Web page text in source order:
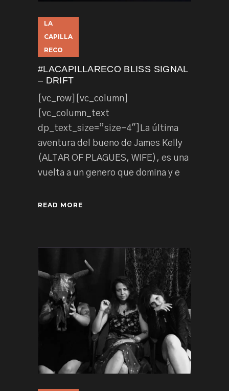
LA
CAPILLA
RECO
#LACAPILLARECO BLISS SIGNAL
– DRIFT
[vc_row][vc_column]
[vc_column_text
dp_text_size=”size-4″]La última
aventura del bueno de James Kelly
(ALTAR OF PLAGUES, WIFE), es una
vuelta a un genero que domina y e
READ MORE